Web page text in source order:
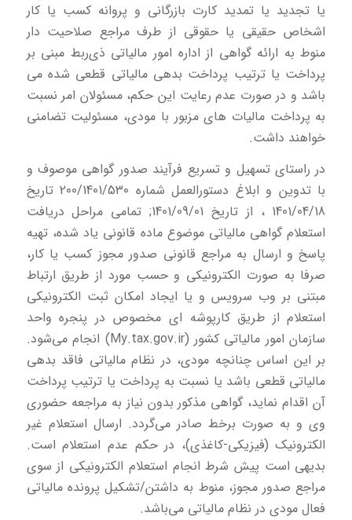
یا تجدید یا تمدید کارت بازرگانی و پروانه کسب یا کار
اشخاص حقیقی یا حقوقی از طرف مراجع صلاحیت دار
منوط به ارائه گواهی از اداره امور مالیاتی ذی‌ربط مبنی بر
پرداخت یا ترتیب پرداخت بدهی مالیاتی قطعی شده می
باشد و در صورت عدم رعایت این حکم، مسئولان امر نسبت
به پرداخت مالیات های مزبور با مودی، مسئولیت تضامنی
خواهند داشت.
در راستای تسهیل و تسریع فرآیند صدور گواهی موصوف و
با تدوین و ابلاغ دستورالعمل شماره 200/1401/530 تاریخ
1401/04/18 ، از تاریخ 1401/09/01; تمامی مراحل دریافت
استعلام گواهی مالیاتی موضوع ماده قانونی یاد شده، تهیه
پاسخ و ارسال به مراجع قانونی صدور مجوز کسب یا کار،
صرفا به صورت الکترونیکی و حسب مورد از طریق ارتباط
مبتنی بر وب سرویس و یا ایجاد امکان ثبت الکترونیکی
استعلام از طریق کارپوشه ای مخصوص در پنجره واحد
سازمان امور مالیاتی کشور (My.tax.gov.ir) انجام می‌شود.
بر این اساس چنانچه مودی، در نظام مالیاتی فاقد بدهی
مالیاتی قطعی باشد یا نسبت به پرداخت یا ترتیب پرداخت
آن اقدام نماید، گواهی مذکور بدون نیاز به مراجعه حضوری
وی و به صورت برخط صادر می‌گردد. ارسال استعلام غیر
الکترونیک (فیزیکی-کاغذی)، در حکم عدم استعلام است.
بدیهی است پیش شرط انجام استعلام الکترونیکی از سوی
مراجع صدور مجوز، منوط به داشتن/تشکیل پرونده مالیاتی
فعال مودی در نظام مالیاتی می‌باشد.